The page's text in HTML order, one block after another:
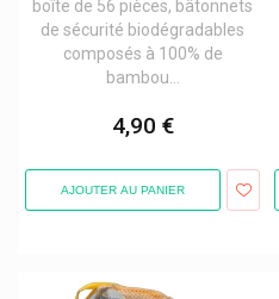
boîte de 56 pièces, bâtonnets
de sécurité biodégradables
composés à 100% de
bambou...
4,90 €
AJOUTER AU PANIER